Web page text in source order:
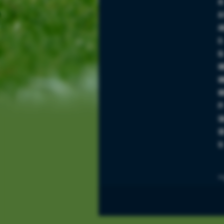
E:
G:
P:
V: